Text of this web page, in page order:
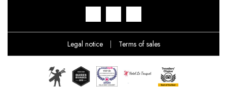
Legal notice Terms of sales